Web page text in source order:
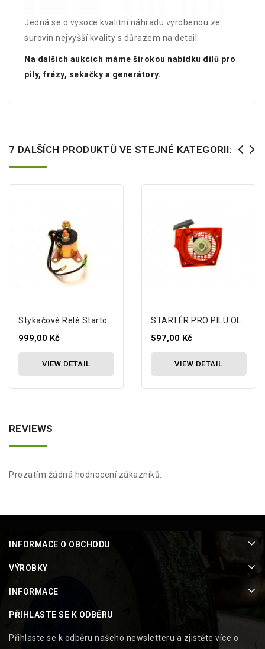
Jedná se o vysoce kvalitní náhradu vyrobenou ze
surovin nejvyšší kvality s důrazem na detail.
Na dalších aukcích máme širokou nabídku dílů pro
pily, frézy, sekačky a generátory.
7 DALŠÍCH PRODUKTŮ VE STEJNÉ KATEGORII:
999,00 Kč
VIEW DETAIL
597,00 Kč
VIEW DETAIL
REVIEWS
Prozatím žádná hodnocení zákazníků.
INFORMACE O OBCHODU
VÝROBKY
INFORMACE
PŘIHLASTE SE K ODBĚRU
Přihlaste se k odběru našeho newsletteru a zjistěte více o